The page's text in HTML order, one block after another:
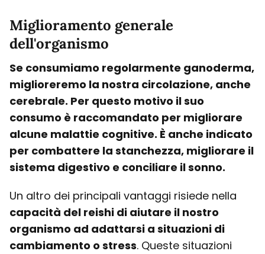
Miglioramento generale
dell'organismo
Se consumiamo regolarmente ganoderma,
miglioreremo la nostra circolazione, anche
cerebrale. Per questo motivo il suo
consumo è raccomandato per migliorare
alcune malattie cognitive. È anche indicato
per combattere la stanchezza, migliorare il
sistema digestivo e conciliare il sonno.
Un altro dei principali vantaggi risiede nella
capacità del reishi di aiutare il nostro
organismo ad adattarsi a situazioni di
cambiamento o stress. Queste situazioni